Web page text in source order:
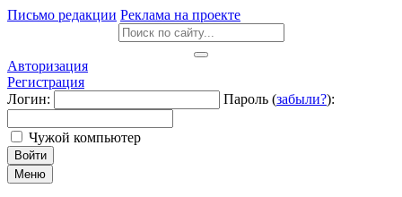
Письмо редакции Реклама на проекте
Авторизация
Регистрация
Логин:
Пароль (забыли?):
Чужой компьютер
Войти
Меню